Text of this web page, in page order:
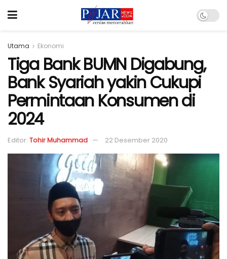
Utama Ekonomi
Tiga Bank BUMN Digabung,
Bank Syariah yakin Cukupi
Permintaan Konsumen di
2024
Editor: Tohir Muhammad 22 Desember 2020